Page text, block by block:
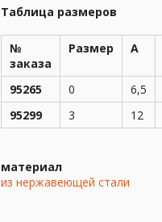
Таблица размеров
№
заказа
Размер A
95265 0 6,5
95299
3 12
материал
из нержавеющей стали